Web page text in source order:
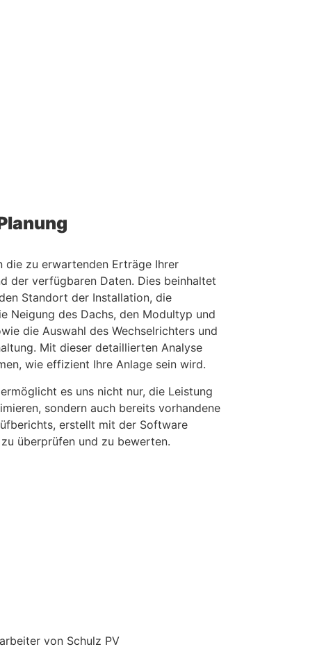
die zu erwartenden Erträge Ihrer
der verfügbaren Daten. Dies beinhaltet
Standort der Installation, die
Neigung des Dachs, den Modultyp und
die Auswahl des Wechselrichters und
Mit dieser detaillierten Analyse
wie effizient Ihre Anlage sein wird.
es uns nicht nur, die Leistung
sondern auch bereits vorhandene
erstellt mit der Software
überprüfen und zu bewerten.